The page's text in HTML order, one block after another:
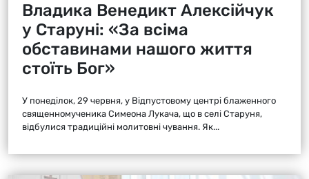
Владика Венедикт Алексійчук
у Старуні: «За всіма
обставинами нашого життя
стоїть Бог»
У понеділок, 29 червня, у Відпустовому центрі блаженного
священномученика Симеона Лукача, що в селі Старуня,
відбулися традиційні молитовні чування. Як...